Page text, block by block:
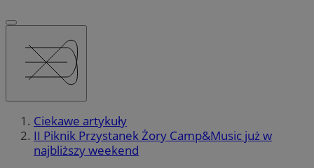
Ciekawe artykuły
II Piknik Przystanek Żory Camp&Music już w
najbliższy weekend